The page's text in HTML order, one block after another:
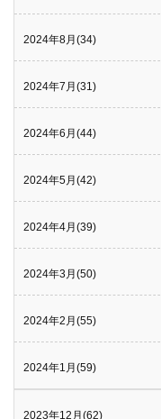
2024年8月(34)
2024年7月(31)
2024年6月(44)
2024年5月(42)
2024年4月(39)
2024年3月(50)
2024年2月(55)
2024年1月(59)
2023年12月(62)